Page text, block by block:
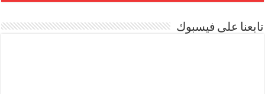
تابعنا على فيسبوك